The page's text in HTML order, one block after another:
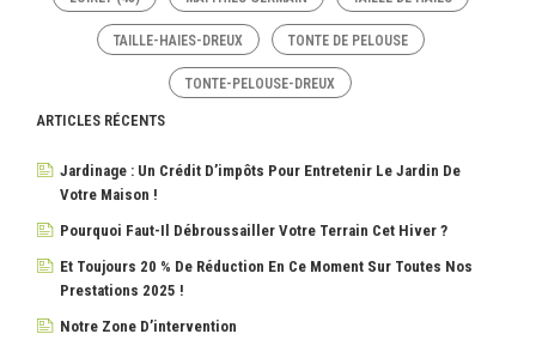
TAILLE-HAIES-DREUX TONTE DE PELOUSE
TONTE-PELOUSE-DREUX
ARTICLES RÉCENTS
Jardinage : Un Crédit D’impôts Pour Entretenir Le Jardin De
Votre Maison !
Pourquoi Faut-Il Débroussailler Votre Terrain Cet Hiver ?
Et Toujours 20 % De Réduction En Ce Moment Sur Toutes Nos
Prestations 2025 !
Notre Zone D’intervention